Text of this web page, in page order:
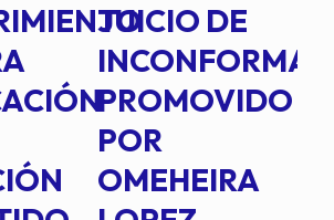
JUICIO DE
INCONFORMAD
PROMOVIDO
POR
OMEHEIRA